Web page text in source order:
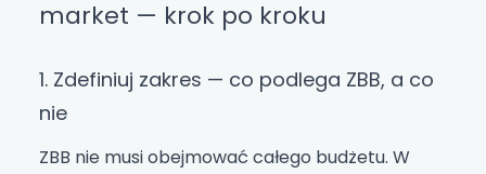
market — krok po kroku
1. Zdefiniuj zakres — co podlega ZBB, a co
nie
ZBB nie musi obejmować całego budżetu. W